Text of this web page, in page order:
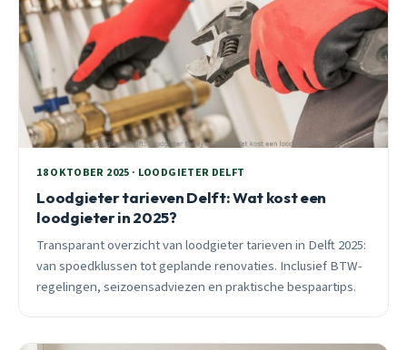
18 OKTOBER 2025 · LOODGIETER DELFT
Loodgieter tarieven Delft: Wat kost een
loodgieter in 2025?
Transparant overzicht van loodgieter tarieven in Delft 2025:
van spoedklussen tot geplande renovaties. Inclusief BTW-
regelingen, seizoensadviezen en praktische bespaartips.